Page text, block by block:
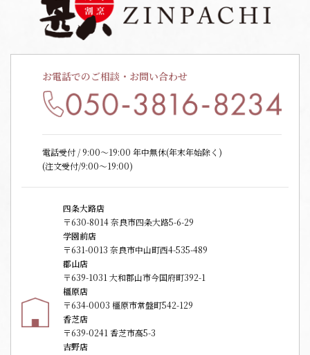
お電話でのご相談・お問い合わせ
電話受付 / 9:00〜19:00 年中無休(年末年始除く)
(注文受付/9:00～19:00)
四条大路店
〒630-8014 奈良市四条大路5-6-29
学園前店
〒631-0013 奈良市中山町西4-535-489
郡山店
〒639-1031 大和郡山市今国府町392-1
橿原店
〒634-0003 橿原市常盤町542-129
香芝店
〒639-0241 香芝市高5-3
吉野店